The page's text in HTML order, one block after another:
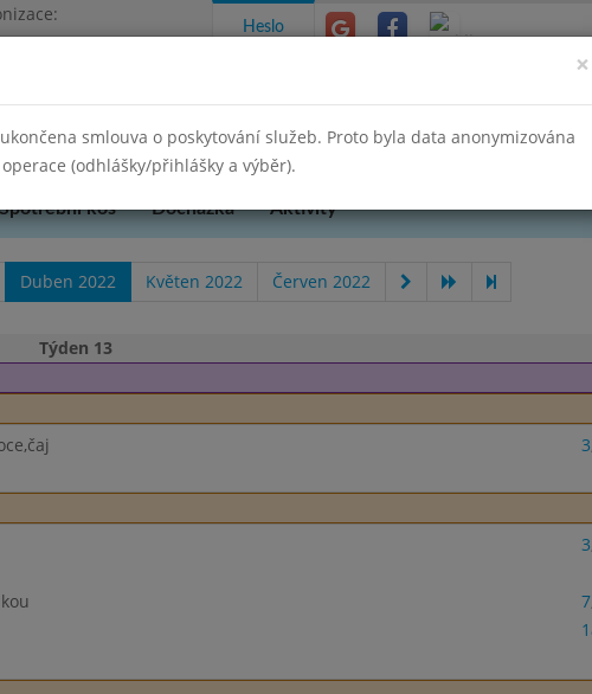
příspěvková
Heslo
Spotřební koš Docházka Aktivity
Duben 2022 Květen 2022 Červen 2022
Týden 13
3
3
7
×
smlouva o poskytování služeb. Proto byla data anonymizována
(odhlášky/přihlášky a výběr).